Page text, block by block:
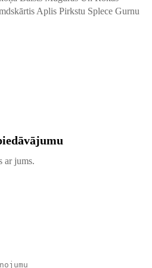
Aplis Pirkstu Splece Gurnu
ar jums.